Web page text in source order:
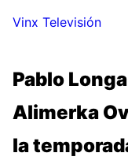
Vinx Televisión
Pablo
Alimerka
la